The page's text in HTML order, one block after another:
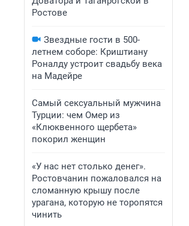
Ростове
Звездные гости в 500-
летнем соборе: Криштиану
Роналду устроит свадьбу века
на Мадейре
Самый сексуальный мужчина
Турции: чем Омер из
«Клюквенного щербета»
покорил женщин
«У нас нет столько денег».
Ростовчанин пожаловался на
сломанную крышу после
урагана, которую не торопятся
чинить